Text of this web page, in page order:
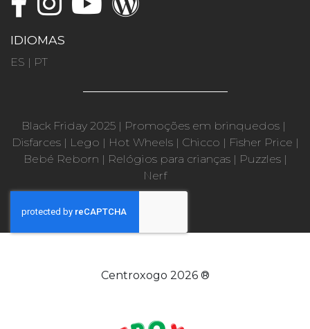
IDIOMAS
ES | PT
Black Friday 2025 | Promoções em brinquedos |
Disfarces| Lego | Hot Wheels| Chicco | Fisher Price |
Bebé Reborn | Relógios para crianças| Puzzles|
Nerf
Centroxogo 2026 ®